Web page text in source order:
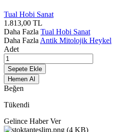
Tual Hobi Sanat
1.813,00 TL
Daha Fazla Tual Hobi Sanat
Daha Fazla Antik Mitolojik Heykel
Adet
Sepete Ekle
Hemen Al
Beğen
Tükendi
Gelince Haber Ver